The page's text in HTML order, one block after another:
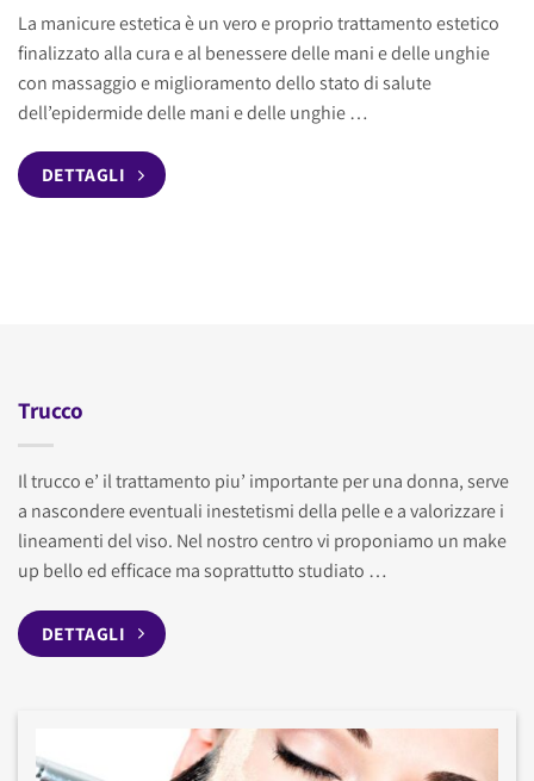
La manicure estetica è un vero e proprio trattamento estetico
finalizzato alla cura e al benessere delle mani e delle unghie
con massaggio e miglioramento dello stato di salute
dell’epidermide delle mani e delle unghie …
DETTAGLI
Trucco
Il trucco e’ il trattamento piu’ importante per una donna, serve
a nascondere eventuali inestetismi della pelle e a valorizzare i
lineamenti del viso. Nel nostro centro vi proponiamo un make
up bello ed efficace ma soprattutto studiato …
DETTAGLI